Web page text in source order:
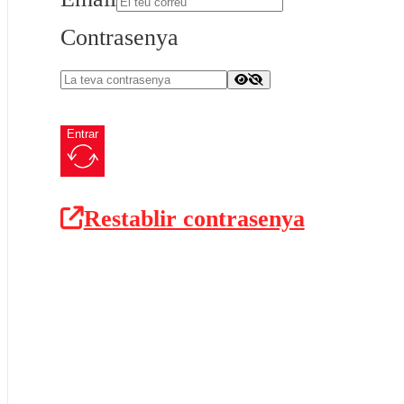
Contrasenya
Entrar
Restablir contrasenya